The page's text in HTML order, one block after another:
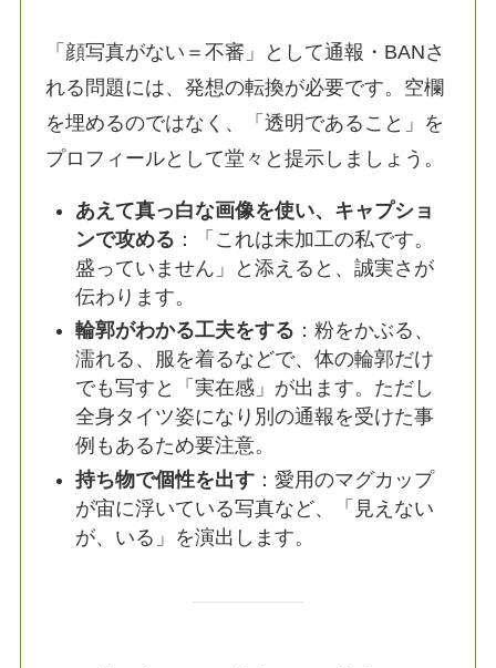
「顔写真がない＝不審」として通報・BANさ
れる問題には、発想の転換が必要です。空欄
を埋めるのではなく、「透明であること」を
プロフィールとして堂々と提示しましょう。
あえて真っ白な画像を使い、キャプショ
ンで攻める ：「これは未加工の私です。
盛っていません」と添えると、誠実さが
伝わります。
輪郭がわかる工夫をする ：粉をかぶる、
濡れる、服を着るなどで、体の輪郭だけ
でも写すと「実在感」が出ます。ただし
全身タイツ姿になり別の通報を受けた事
例もあるため要注意。
持ち物で個性を出す ：愛用のマグカップ
が宙に浮いている写真など、「見えない
が、いる」を演出します。